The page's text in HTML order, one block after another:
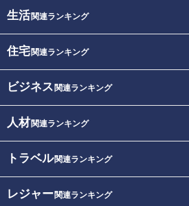
生活関連ランキング
住宅関連ランキング
ビジネス 関連ランキング
人材関連ランキング
トラベル関連ランキング
レジャー関連ランキング